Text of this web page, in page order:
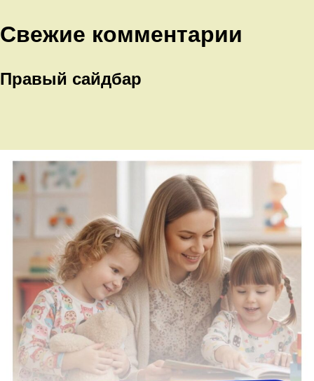
Свежие комментарии
Правый сайдбар